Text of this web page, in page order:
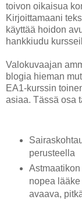
toivon oikaisua
Kirjoittamaani
käyttää hoidon
hankkiudu
Valokuvaajan
blogia hieman
EA1-kurssin
asiaa. Tässä osa
perusteella
nopea
avaava,